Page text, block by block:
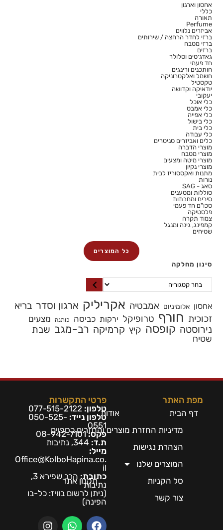
אחסון וארגון
כללי
תאורה
Perfume
אביזרים נלווים
ברזי לחדר הרחצה / שירותים
ברזי מטבח
ברזים
גאדג׳טים וסלולר
חד פעמי
חותכנים ורינגים
חשמל ואלקטרוניקה
טקסטיל
יודאיקה וקדושה
יעקובי
כלי אוכל
כלי אמבט
כלי אפייה
כלי בישול
כלי בית
כלי עבודה
כלים ואביזרים סניטרים
מוצרי הדברה
מוצרי מטבח
מוצרי מיטה ומצעים
מוצרי נקיון
מתנות ואקססוריז לבית
נורות
סאג - SAG
סוללות ומטענים
סירים ומחבתות
סכו"ם חד פעמי
פלסטיקה
צמוד תקרה
קמפינג, גינה ומנגל
שטיחים
כל המוצרים
סינון מחלקה
אחסון אלומיניום אמבטיה אקריליק ארגון וסדר בריא
זכוכית חורף טרופיקל ירקות כביסה כותנה מצעים
נירוסטה קופסה קיץ קרמיקה רב-מגב שבת
שטיח
מפת האתר
דף הבית
אודות
מדיניות החזרת מוצרים והחזרים כספיים
הצהרת נגישות
המוצרים שלנו
סל הקניות
תקנון אתר
צור קשר
פרטי התקשרות
טלפון: 077-515-2122
טלפון נייד: 050-525-
0551
פקס:08-942-7101
ת.ד:
מייל:
Office@KolboHapina.co.
il
כתובת:
הרב שפירא 3,
נתיבות
(ניתן לרשום בוויז: כל-בו
הפינה)